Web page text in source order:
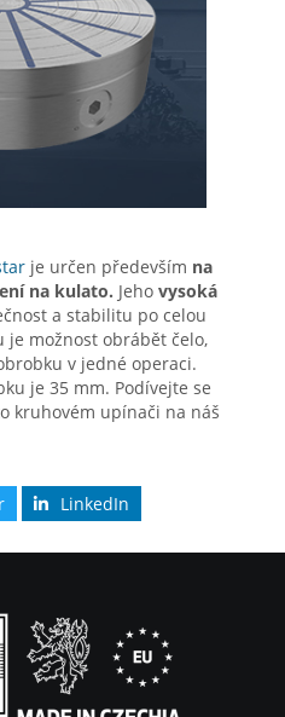
je určen především na
na kulato. Jeho vysoká
a stabilitu po celou
je možnost obrábět čelo,
v jedné operaci.
je 35 mm. Podívejte se
kruhovém upínači na náš
LinkedIn